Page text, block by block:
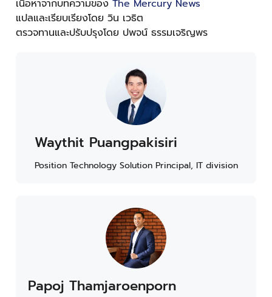
เนื้อหาจากบทความของ The Mercury News
แปลและเรียบเรียงโดย วิน เวธิต
ตรวจทานและปรับปรุงโดย ปพจน์ ธรรมเจริญพร
Waythit Puangpakisiri
Position Technology Solution Principal, IT division
Papoj Thamjaroenporn